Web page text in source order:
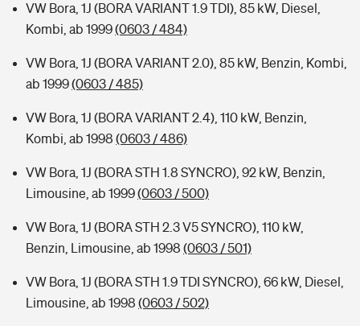
VW Bora, 1J (BORA VARIANT 1.9 TDI), 85 kW, Diesel,
Kombi, ab 1999(0603 / 484)
VW Bora, 1J (BORA VARIANT 2.0), 85 kW, Benzin, Kombi,
ab 1999(0603 / 485)
VW Bora, 1J (BORA VARIANT 2.4), 110 kW, Benzin,
Kombi, ab 1998 (0603 / 486)
VW Bora, 1J (BORA STH 1.8 SYNCRO), 92 kW, Benzin,
Limousine, ab 1999(0603 / 500)
VW Bora, 1J (BORA STH 2.3 V5 SYNCRO), 110 kW,
Benzin, Limousine, ab 1998 (0603 / 501)
VW Bora, 1J (BORA STH 1.9 TDI SYNCRO), 66 kW, Diesel,
Limousine, ab 1998 (0603 / 502)